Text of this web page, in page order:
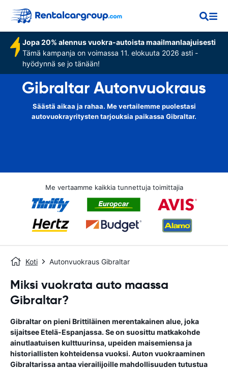
Jopa 20% alennus vuokra-autoista maailmanlaajuisesti
Tämä kampanja on voimassa 11. elokuuta 2026 asti -
hyödynnä se jo tänään!
Gibraltar Autonvuokraus
Säästä aikaa ja rahaa. Me vertailemme puolestasi
autovuokrayritysten tarjouksia paikassa Gibraltar.
Me vertaamme kaikkia tunnettuja toimittajia
Koti Autonvuokraus Gibraltar
Miksi vuokrata auto maassa
Gibraltar?
Gibraltar on pieni Brittiläinen merentakainen alue, joka
sijaitsee Etelä-Espanjassa. Se on suosittu matkakohde
ainutlaatuisen kulttuurinsa, upeiden maisemiensa ja
historiallisten kohteidensa vuoksi. Auton vuokraaminen
Gibraltarissa antaa vierailijoille mahdollisuuden tutustua